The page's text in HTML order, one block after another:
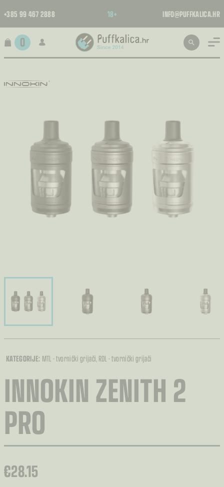
+385 99 467 2888 18+ INFO@PUFFKALICA.HR
0
KATEGORIJE: MTL - tvornički grijači, RDL - tvornički grijači
INNOKIN ZENITH 2
PRO
€28.15